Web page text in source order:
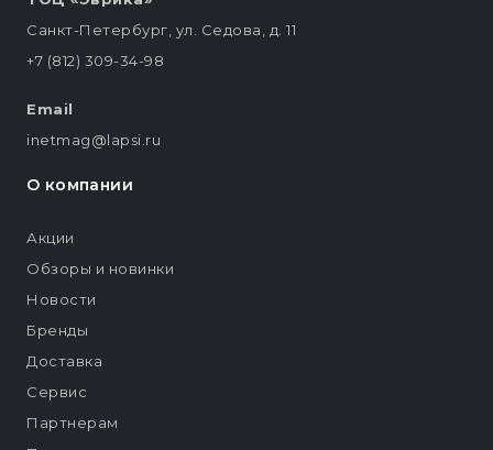
Санкт-Петербург, ул. Седова, д. 11
+7 (812) 309-34-98
Email
inetmag@lapsi.ru
О компании
Акции
Обзоры и новинки
Новости
Бренды
Доставка
Сервис
Партнерам